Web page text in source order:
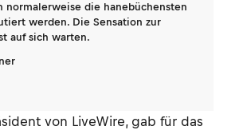
normalerweise die hanebüchensten
werden. Die Sensation zur
auf sich warten.
von LiveWire, gab für das